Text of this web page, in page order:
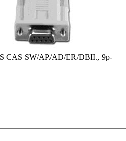
CAS SW/AP/AD/ER/DBII., 9p-